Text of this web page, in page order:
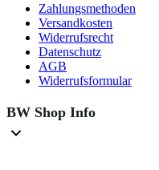
Zahlungsmethoden
Versandkosten
Widerrufsrecht
Datenschutz
AGB
Widerrufsformular
BW Shop Info